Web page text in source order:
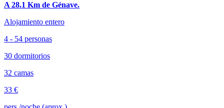
A 28.1 Km de Génave.
Alojamiento entero
4 - 54 personas
30 dormitorios
32 camas
33 €